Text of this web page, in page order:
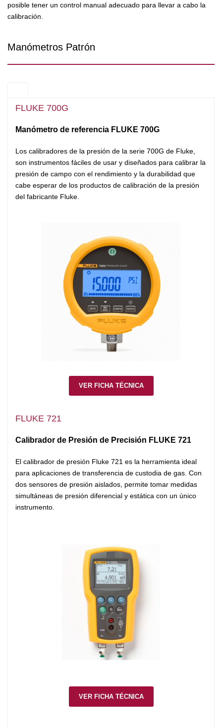
posible tener un control manual adecuado para llevar a cabo la
calibración.
Manómetros Patrón
FLUKE 700G
Manómetro de referencia FLUKE 700G
Los calibradores de la presión de la serie 700G de Fluke,
son instrumentos fáciles de usar y diseñados para calibrar la
presión de campo con el rendimiento y la durabilidad que
cabe esperar de los productos de calibración de la presión
del fabricante Fluke.
VER FICHA TÉCNICA
FLUKE 721
Calibrador de Presión de Precisión FLUKE 721
El calibrador de presión Fluke 721 es la herramienta ideal
para aplicaciones de transferencia de custodia de gas. Con
dos sensores de presión aislados, permite tomar medidas
simultáneas de presión diferencial y estática con un único
instrumento.
VER FICHA TÉCNICA